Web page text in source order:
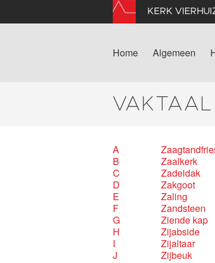
KERK
Home Algemeen
VAKTAAL
A
B
C
D
E
F
G
H
I
J
Zaalkerk
Zadeldak
Zakgoot
Zaling
Zandsteen
Ziende kap
Zijabside
Zijaltaar
Zijbeuk